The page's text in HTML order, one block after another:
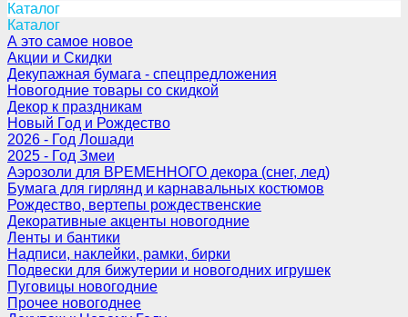
Каталог
Каталог
А это самое новое
Акции и Скидки
Декупажная бумага - спецпредложения
Новогодние товары со скидкой
Декор к праздникам
Новый Год и Рождество
2026 - Год Лошади
2025 - Год Змеи
Аэрозоли для ВРЕМЕННОГО декора (снег, лед)
Бумага для гирлянд и карнавальных костюмов
Рождество, вертепы рождественские
Декоративные акценты новогодние
Ленты и бантики
Надписи, наклейки, рамки, бирки
Подвески для бижутерии и новогодних игрушек
Пуговицы новогодние
Прочее новогоднее